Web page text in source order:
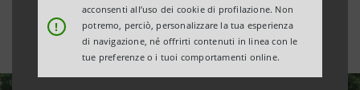
!
acconsenti all’uso dei cookie di profilazione. Non
potremo, perciò, personalizzare la tua esperienza
di navigazione, né offrirti contenuti in linea con le
tue preferenze o i tuoi comportamenti online.